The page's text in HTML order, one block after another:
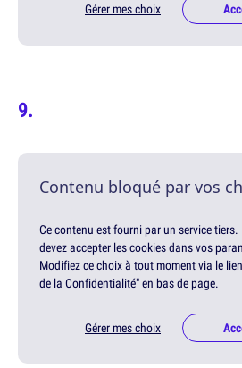
Gérer mes choix
Contenu bloqué par vos
Ce contenu est fourni par un service
devez accepter les cookies dans vos
Modifiez ce choix à tout moment via le
de la Confidentialité" en bas de page.
Gérer mes choix